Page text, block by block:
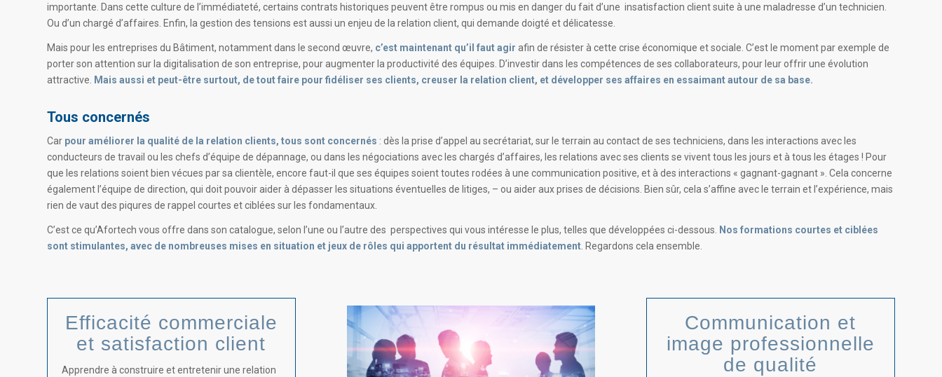
importante. Dans cette culture de l’immédiateté, certains contrats historiques peuvent être rompus ou mis en danger du fait d’une insatisfaction client suite à une maladresse d’un technicien.
Ou d’un chargé d’affaires. Enfin, la gestion des tensions est aussi un enjeu de la relation client, qui demande doigté et délicatesse.
Mais pour les entreprises du Bâtiment, notamment dans le second œuvre, c’est maintenant qu’il faut agir afin de résister à cette crise économique et sociale. C’est le moment par exemple de
porter son attention sur la digitalisation de son entreprise, pour augmenter la productivité des équipes. D’investir dans les compétences de ses collaborateurs, pour leur offrir une évolution
attractive.
Mais aussi et peut-être surtout, de tout faire pour fidéliser ses clients, creuser la relation client, et développer ses affaires en essaimant autour de sa base.
Tous concernés
Car pour améliorer la qualité de la relation clients, tous sont concernés : dès la prise d’appel au secrétariat, sur le terrain au contact de ses techniciens, dans les interactions avec les
conducteurs de travail ou les chefs d’équipe de dépannage, ou dans les négociations avec les chargés d’affaires, les relations avec ses clients se vivent tous les jours et à tous les étages ! Pour
que les relations soient bien vécues par sa clientèle, encore faut-il que ses équipes soient toutes rodées à une communication positive, et à des interactions « gagnant-gagnant ». Cela concerne
également l’équipe de direction, qui doit pouvoir aider à dépasser les situations éventuelles de litiges, – ou aider aux prises de décisions. Bien sûr, cela s’affine avec le terrain et l’expérience, mais
rien de vaut des piqures de rappel courtes et ciblées sur les fondamentaux.
C’est ce qu’Afortech vous offre dans son catalogue, selon l’une ou l’autre des perspectives qui vous intéresse le plus, telles que développées ci-dessous.
Nos formations courtes et ciblées
sont stimulantes, avec de nombreuses mises en situation et jeux de rôles qui apportent du résultat immédiatement . Regardons cela ensemble.
Efficacité commerciale
et satisfaction client
Apprendre à construire et entretenir une relation
Communication et
image professionnelle
de qualité